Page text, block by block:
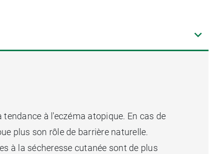
à l'eczéma atopique. En cas de
plus son rôle de barrière naturelle.
à la sécheresse cutanée sont de plus